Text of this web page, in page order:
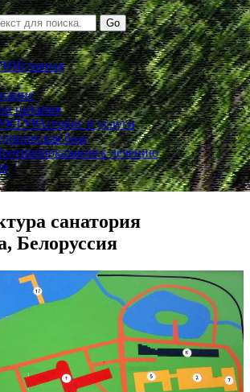
Go
главная
питания
сервис и услуги
база
к лечению
санатория
Белоруссия